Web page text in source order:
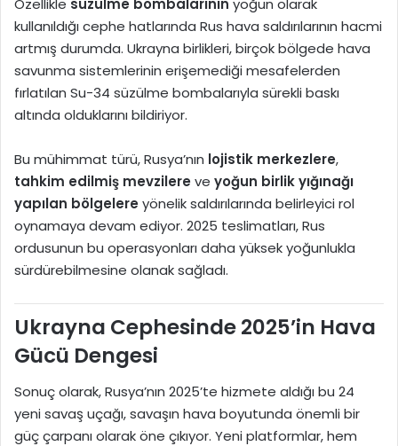
Özellikle süzülme bombalarının yoğun olarak
kullanıldığı cephe hatlarında Rus hava saldırılarının hacmi
artmış durumda. Ukrayna birlikleri, birçok bölgede hava
savunma sistemlerinin erişemediği mesafelerden
fırlatılan Su-34 süzülme bombalarıyla sürekli baskı
altında olduklarını bildiriyor.
Bu mühimmat türü, Rusya’nın lojistik merkezlere,
tahkim edilmiş mevzilereve yoğun birlik yığınağı
yapılan bölgelereyönelik saldırılarında belirleyici rol
oynamaya devam ediyor. 2025 teslimatları, Rus
ordusunun bu operasyonları daha yüksek yoğunlukla
sürdürebilmesine olanak sağladı.
Ukrayna Cephesinde 2025’in Hava
Gücü Dengesi
Sonuç olarak, Rusya’nın 2025’te hizmete aldığı bu 24
yeni savaş uçağı, savaşın hava boyutunda önemli bir
güç çarpanı olarak öne çıkıyor. Yeni platformlar, hem